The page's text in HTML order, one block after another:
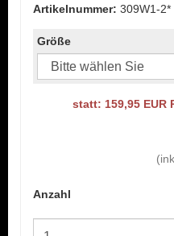
Artikelnummer: 309W1-2*
Größe
statt: 159,95 EUR
Anzahl